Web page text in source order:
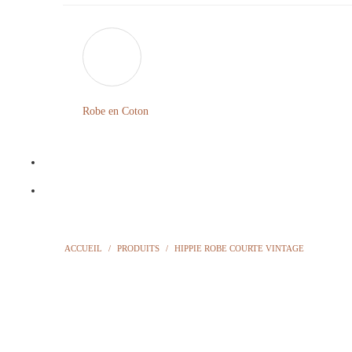
Robe en Coton
ACCUEIL / PRODUITS / HIPPIE ROBE COURTE VINTAGE